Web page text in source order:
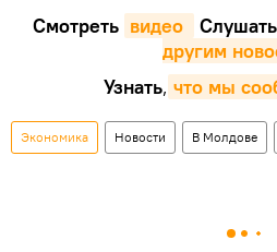
Смотреть видео Cлушать
другим
Узнать, что мы
Экономика Новости В Молдове